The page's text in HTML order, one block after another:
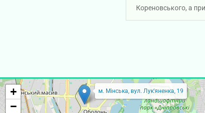
Кореновського, а
м. Мінська, вул. Лук'яненка, 19
+
−